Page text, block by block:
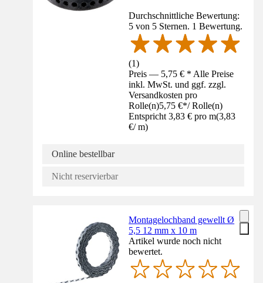
Durchschnittliche Bewertung:
5 von 5 Sternen. 1 Bewertung.
(1)
Preis — 5,75 € * Alle Preise
inkl. MwSt. und ggf. zzgl.
Versandkosten pro
Rolle(n)5,75 €*/ Rolle(n)
Entspricht 3,83 € pro m(3,83
€/ m)
Online bestellbar
Nicht reservierbar
Montagelochband gewellt Ø
5,5 12 mm x 10 m
Artikel wurde noch nicht
bewertet.